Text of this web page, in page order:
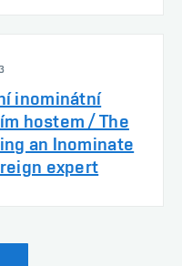
inominátní
hostem / The
an Inominate
expert